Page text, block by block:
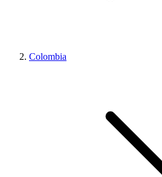
Colombia